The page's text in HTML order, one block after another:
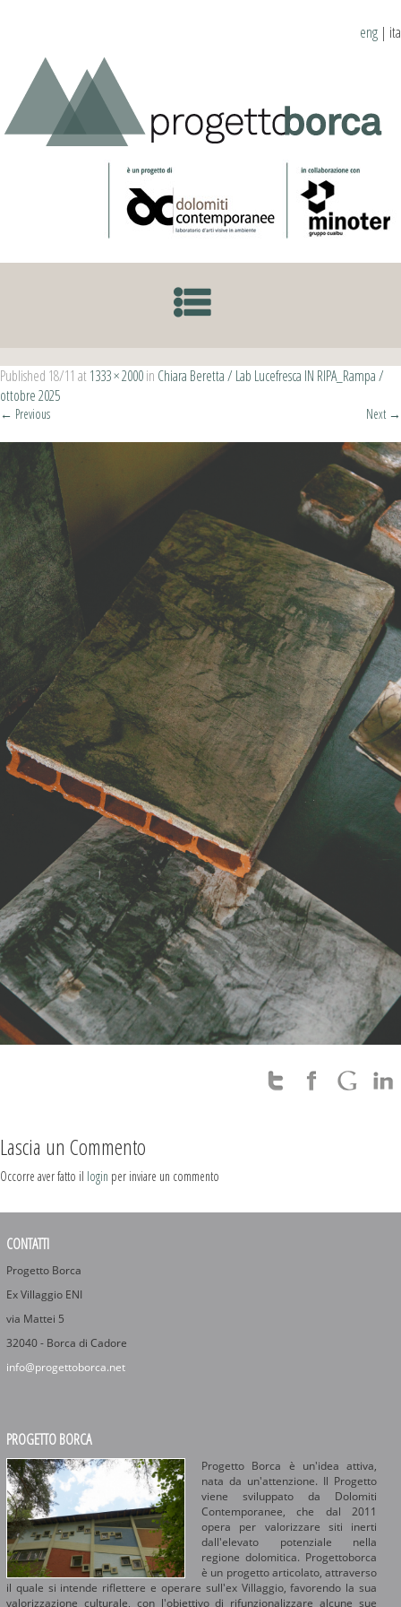
eng | ita
Published 18/11 at1333 × 2000in Chiara Beretta / Lab Lucefresca IN RIPA_Rampa /
ottobre 2025
← Previous Next →
Lascia un Commento
Occorre aver fatto il login per inviare un commento
CONTATTI
Progetto Borca
Ex Villaggio ENI
via Mattei 5
32040 - Borca di Cadore
info@progettoborca.net
PROGETTO BORCA
Progetto Borca è un'idea attiva,
nata da un'attenzione. Il Progetto
viene sviluppato da Dolomiti
Contemporanee, che dal 2011
opera per valorizzare siti inerti
dall'elevato potenziale nella
regione dolomitica. Progettoborca
è un progetto articolato, attraverso
il quale si intende riflettere e operare sull'ex Villaggio, favorendo la sua
valorizzazione culturale, con l'obiettivo di rifunzionalizzare alcune sue